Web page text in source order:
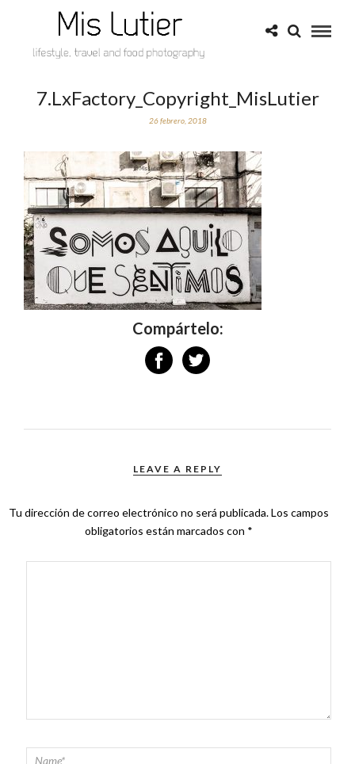
7.LxFactory_Copyright_MisLutier
26 febrero, 2018
Compártelo:
LEAVE A REPLY
Tu dirección de correo electrónico no será publicada.Los campos
obligatorios están marcados con *